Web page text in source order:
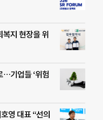
지 현장을 위
…기업들 ‘위험
영 대표 “선의